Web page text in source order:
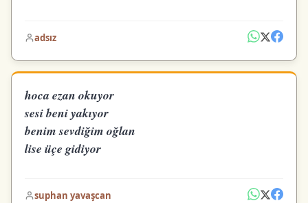
adsız
hoca ezan okuyor
sesi beni yakıyor
benim sevdiğim oğlan
lise üçe gidiyor
suphan yavaşcan